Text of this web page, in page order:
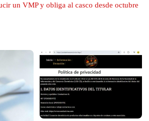
un VMP y obliga al casco desde octubre